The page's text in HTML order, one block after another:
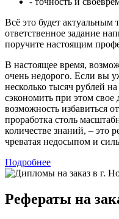
Всё это будет актуальным
ответственное задание
поручите настоящим
В настоящее время,
очень недорого. Если вы
несколько тысяч рублей
сэкономить при этом свое
возможность избавиться
проработка столь
количестве знаний, – это
чреватая недосыпом и
Подробнее
Рефераты на